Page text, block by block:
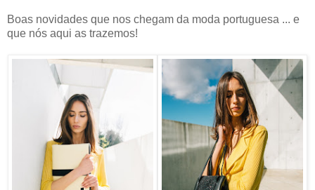
Boas novidades que nos chegam da moda portuguesa ... e
que nós aqui as trazemos!